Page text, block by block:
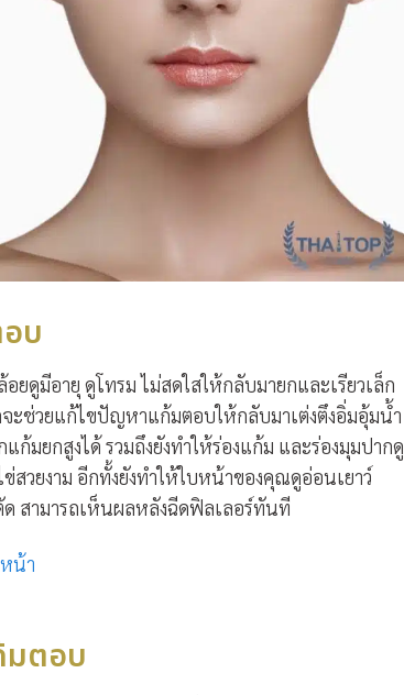
บ
ดูมีอายุ ดูโทรม ไม่สดใสให้กลับมายกและเรียวเล็ก
ะช่วยแก้ไขปัญหาแก้มตอบให้กลับมาเต่งตึงอิ่มอุ้มน้ำ
มยกสูงได้ รวมถึงยังทำให้ร่องแก้ม และร่องมุมปากดู
สวยงาม อีกทั้งยังทำให้ใบหน้าของคุณดูอ่อนเยาว์
ด สามารถเห็นผลหลังฉีดฟิลเลอร์ทันที
น้า
มตอบ